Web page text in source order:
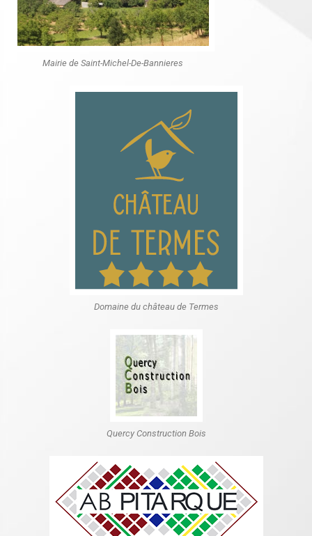
Mairie de Saint-Michel-De-Bannieres
Domaine du château de Termes
Quercy Construction Bois